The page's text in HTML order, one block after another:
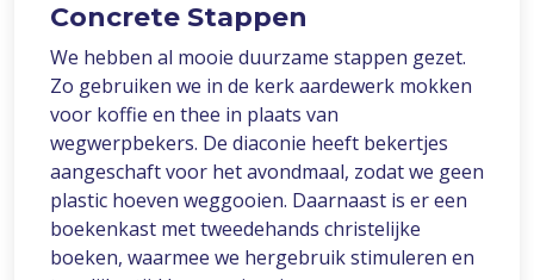
Concrete Stappen
We hebben al mooie duurzame stappen gezet.
Zo gebruiken we in de kerk aardewerk mokken
voor koffie en thee in plaats van
wegwerpbekers. De diaconie heeft bekertjes
aangeschaft voor het avondmaal, zodat we geen
plastic hoeven weggooien. Daarnaast is er een
boekenkast met tweedehands christelijke
boeken, waarmee we hergebruik stimuleren en